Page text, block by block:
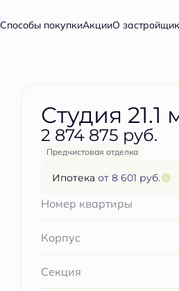
Способы покупкиАкцииО
Студия 21.1
2 874 875 руб.
Предчистовая отделка
Ипотека от 8 601 руб.
Номер квартиры
Корпус
Секция